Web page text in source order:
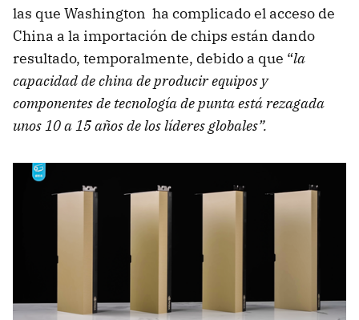
las que Washington ha complicado el acceso de
China a la importación de chips están dando
resultado, temporalmente, debido a que “la
capacidad de china de producir equipos y
componentes de tecnología de punta está rezagada
unos 10 a 15 años de los líderes globales”.